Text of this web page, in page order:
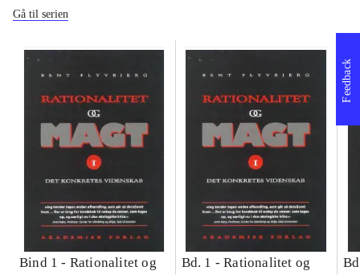
Gå til serien
Bind 1 - Rationalitet og
Bd. 1 -Rationalitet og
Feedback